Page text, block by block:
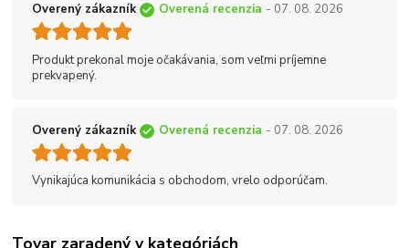
Overený zákazník Overená recenzia - 07. 08. 2026
Produkt prekonal moje očakávania, som veľmi príjemne
prekvapený.
Overený zákazník Overená recenzia - 07. 08. 2026
Vynikajúca komunikácia s obchodom, vrelo odporúčam.
Tovar zaradený v kategóriách